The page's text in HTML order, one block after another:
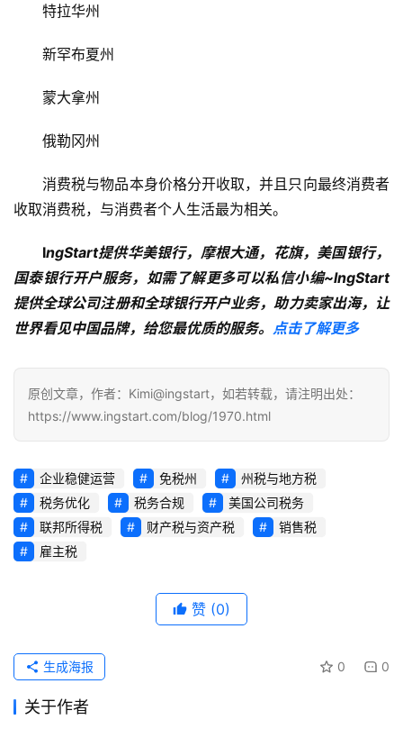
特拉华州
新罕布夏州
蒙大拿州
俄勒冈州
消费税与物品本身价格分开收取，并且只向最终消费者
收取消费税，与消费者个人生活最为相关。
IngStart提供华美银行，摩根大通，花旗，美国银行，
国泰银行开户服务，如需了解更多可以私信小编~lngStart
提供全球公司注册和全球银行开户业务，助力卖家出海，让
世界看见中国品牌，给您最优质的服务。 点击了解更多
原创文章，作者：Kimi@ingstart，如若转载，请注明出处：
https://www.ingstart.com/blog/1970.html
企业稳健运营 免税州
州税与地方税
税务优化
税务合规
美国公司税务
联邦所得税
财产税与资产税
销售税
雇主税
赞 (0)
0 0
生成海报
关于作者